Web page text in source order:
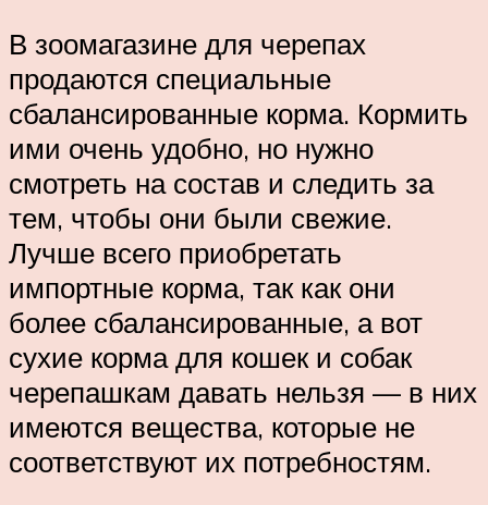
В зоомагазине для черепах
продаются специальные
сбалансированные корма. Кормить
ими очень удобно, но нужно
смотреть на состав и следить за
тем, чтобы они были свежие.
Лучше всего приобретать
импортные корма, так как они
более сбалансированные, а вот
сухие корма для кошек и собак
черепашкам давать нельзя — в них
имеются вещества, которые не
соответствуют их потребностям.